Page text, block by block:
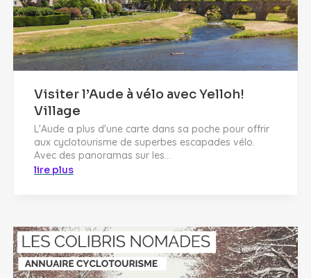
Visiter l’Aude à vélo avec Yelloh!
Village
L'Aude a plus d'une carte dans sa poche pour offrir
aux cyclotourisme de superbes escapades vélo.
Avec des panoramas sur les...
lire plus